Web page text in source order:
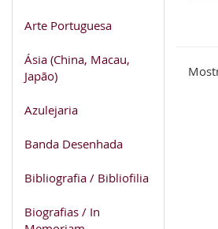
Arte Portuguesa
Ásia (China, Macau,
Japão)
Azulejaria
Banda Desenhada
Bibliografia / Bibliofilia
Biografias / In